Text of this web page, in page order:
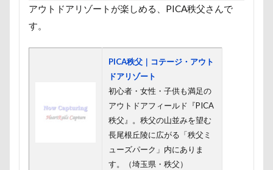
アウトドアリゾートが楽しめる、PICA秩父さんで
す。
PICA秩父｜コテージ・アウト
ドアリゾート
初心者・女性・子供も満足の
アウトドアフィールド『PICA
秩父』。秩父の山並みを望む
長尾根丘陵に広がる「秩父ミ
ューズパーク」内にありま
す。（埼玉県・秩父）
來夢（らいむ）ちゃん
代々木公園ドッグラン
休日の朝
仰向け抱っこ
人をダメにするクッション
二足立ち
二等辺三角形
二度寝 予定
乳歯
ワンコ店内OK
富山環水公園